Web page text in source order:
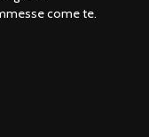
come te.